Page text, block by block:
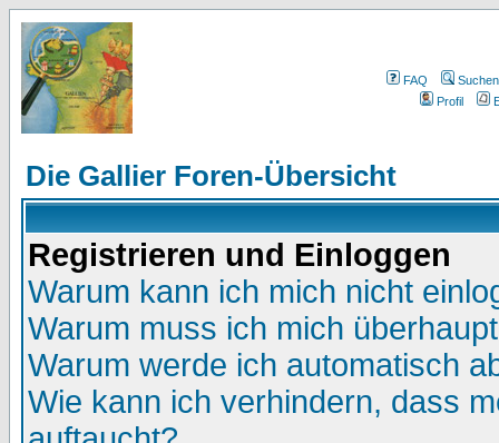
FAQ
Suchen
Profil
Die Gallier Foren-Übersicht
Registrieren und Einloggen
Warum kann ich mich nicht
Warum muss ich mich
Warum werde ich automatisch
Wie kann ich verhindern, dass